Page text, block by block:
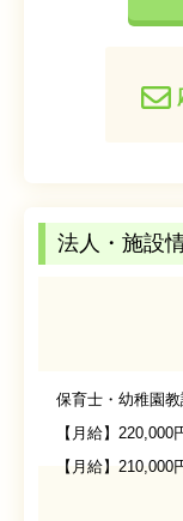
法人・施設
保育士・幼稚園
【月給】
【月給】